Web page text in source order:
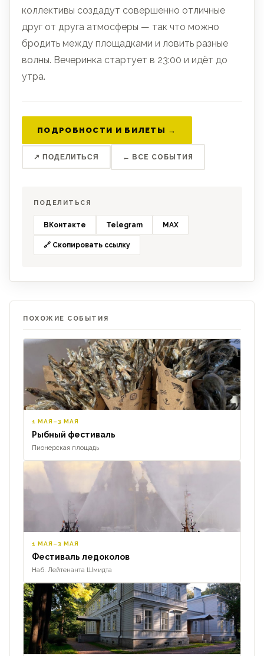
коллективы создадут совершенно отличные
друг от друга атмосферы — так что можно
бродить между площадками и ловить разные
волны. Вечеринка стартует в 23:00 и идёт до
утра.
ПОДРОБНОСТИ И БИЛЕТЫ →
↗ ПОДЕЛИТЬСЯ ← ВСЕ СОБЫТИЯ
ПОДЕЛИТЬСЯ
ВКонтакте Telegram MAX
🔗 Скопировать ссылку
ПОХОЖИЕ СОБЫТИЯ
1 МАЯ–3 МАЯ
Рыбный фестиваль
Пионерская площадь
1 МАЯ–3 МАЯ
Фестиваль ледоколов
Наб. Лейтенанта Шмидта